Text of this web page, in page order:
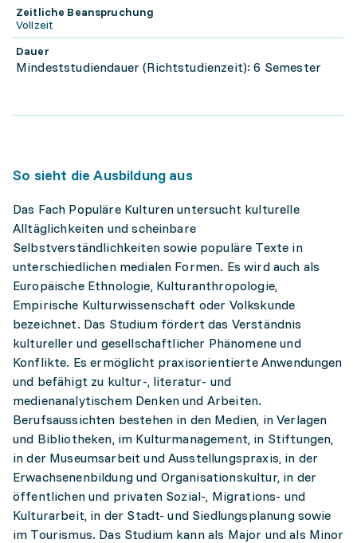
Zeitliche Beanspruchung
Vollzeit
Dauer
Mindeststudiendauer (Richtstudienzeit): 6 Semester
So sieht die Ausbildung aus
Das Fach Populäre Kulturen untersucht kulturelle
Alltäglichkeiten und scheinbare
Selbstverständlichkeiten sowie populäre Texte in
unterschiedlichen medialen Formen. Es wird auch als
Europäische Ethnologie, Kulturanthropologie,
Empirische Kulturwissenschaft oder Volkskunde
bezeichnet. Das Studium fördert das Verständnis
kultureller und gesellschaftlicher Phänomene und
Konflikte. Es ermöglicht praxisorientierte Anwendungen
und befähigt zu kultur-, literatur- und
medienanalytischem Denken und Arbeiten.
Berufsaussichten bestehen in den Medien, in Verlagen
und Bibliotheken, im Kulturmanagement, in Stiftungen,
in der Museumsarbeit und Ausstellungspraxis, in der
Erwachsenenbildung und Organisationskultur, in der
öffentlichen und privaten Sozial-, Migrations- und
Kulturarbeit, in der Stadt- und Siedlungsplanung sowie
im Tourismus. Das Studium kann als Major und als Minor